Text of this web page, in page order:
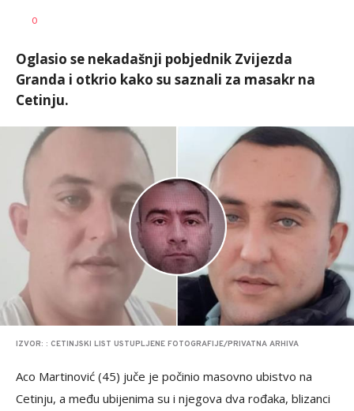
AUTOR
0
Oglasio se nekadašnji pobjednik Zvijezda
Granda i otkrio kako su saznali za masakr na
Cetinju.
IZVOR: : CETINJSKI LIST USTUPLJENE FOTOGRAFIJE/PRIVATNA ARHIVA
Aco Martinović (45) juče je počinio masovno ubistvo na
Cetinju, a među ubijenima su i njegova dva rođaka, blizanci